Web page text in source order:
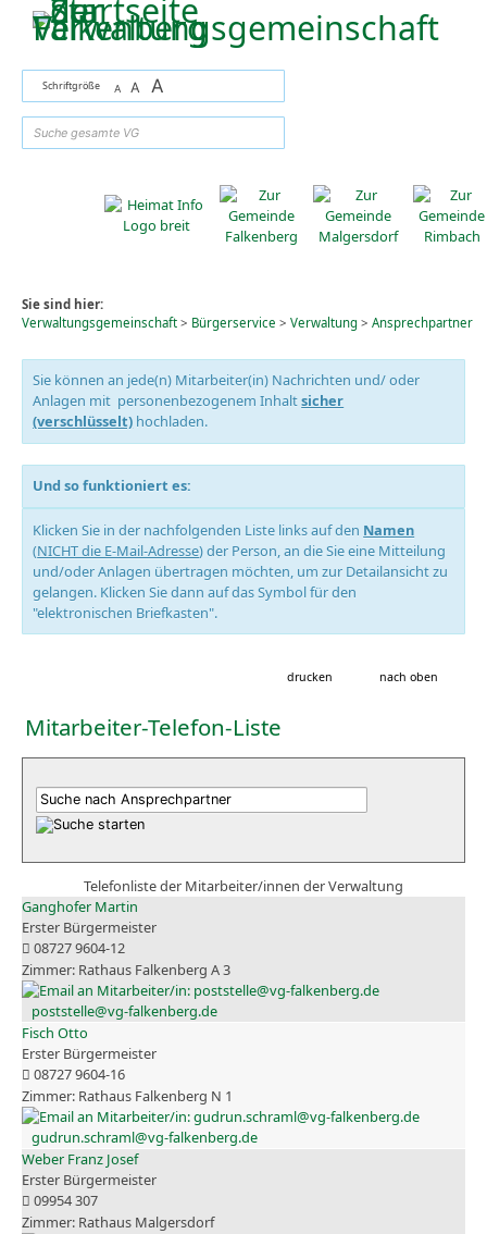
Zum Inhalt,zur Navigationoder
Schriftgröße A A A
Sie sind hier:
Verwaltungsgemeinschaft> Bürgerservice > Verwaltung> Ansprechpartner
Sie können an jede(n) Mitarbeiter(in) Nachrichten und/ oder
Anlagen mit personenbezogenem Inhaltsicher
(verschlüsselt) hochladen.
Und so funktioniert es:
Klicken Sie in der nachfolgenden Liste links auf den Namen
(NICHT die E-Mail-Adresse) der Person, an die Sie eine Mitteilung
und/oder Anlagen übertragen möchten, um zur Detailansicht zu
gelangen. Klicken Sie dann auf das Symbol für den
"elektronischen Briefkasten".
drucken nach oben
Mitarbeiter-Telefon-Liste
Telefonliste der Mitarbeiter/innen der Verwaltung
Ganghofer Martin
Erster Bürgermeister
08727 9604-12
Rathaus Falkenberg A 3
poststelle@vg-falkenberg.de
Fisch Otto
Erster Bürgermeister
08727 9604-16
Rathaus Falkenberg N 1
gudrun.schraml@vg-falkenberg.de
Weber Franz Josef
Erster Bürgermeister
09954 307
Rathaus Malgersdorf